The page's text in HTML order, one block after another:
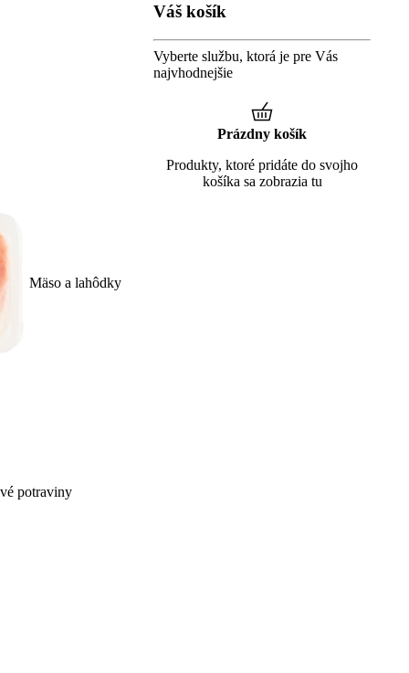
Mäso a lahôdky
potraviny
Váš košík
Vyberte službu, ktorá je pre Vás
najvhodnejšie
Prázdny košík
Produkty, ktoré pridáte do svojho
košíka sa zobrazia tu